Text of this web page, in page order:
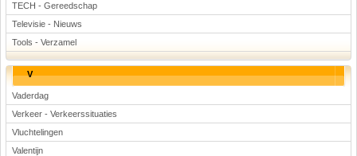
TECH - Gereedschap
Televisie - Nieuws
Tools - Verzamel
V
Vaderdag
Verkeer - Verkeerssituaties
Vluchtelingen
Valentijn